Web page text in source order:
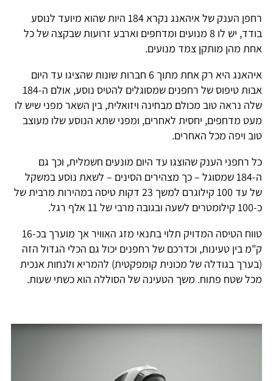
רחפן הענק של איהאנג נקרא 184 היות שהוא מיועד לנוסע
בודד, יש לו 8 מנועים ומדחפים וארבע זרועות שבקצה של כל
אחת מהן מותקן צמד מנועים.
איהאנג היא רק אחת מתוך 6 חברות שונות שהציגו עד היום
אבות טיפוס של רחפנים שמסוגלים להטיס נוסע, אולם ה-184
שלה נראה טוב מכולם מבחינה ויזואלית, בין השאר מפני שיש לו
מעט מדחפים, יחסית לאחרים, ומפני שתא הנוסע שלו מעוצב
טוב ויפה מכל האחרים.
כל רחפני הענק שהוצגו עד היום מונעים חשמלית, וכך גם
ה-184 שמסוגל – כך מצהירים הסינים – לשאת נוסע במשקל
של עד 100 קילוגרם למשך 23 דקות טיסה במהירות מרבית של
כ-100 קילומטרים לשעה ובגובה מרבי של 11 אלף רגל.
טווח הטיסה המדויק תלוי בתנאי מזג האוויר אך מוערך בכ-16
ק"מ בין טעינות, וכדרכם של רחפנים יכול גם הכלי הגדול הזה
(בערך בגודלה של מכונית קומפקטית) להמריא ולנחות אנכית
מכל שטח פתוח. משך הטעינה של הסוללה הוא כשתי שעות.